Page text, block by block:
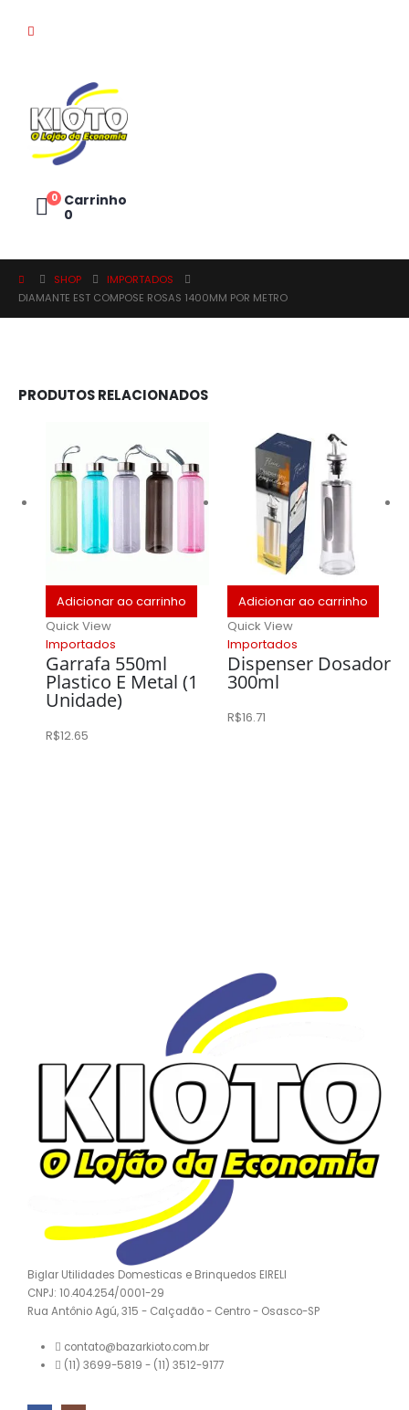
0 Carrinho
0
SHOP
IMPORTADOS
DIAMANTE EST COMPOSE ROSAS 1400MM POR METRO
PRODUTOS RELACIONADOS
Adicionar ao carrinho
Quick View
Importados
Garrafa 550ml
Plastico E Metal (1
Unidade)
R$12.65
Adicionar ao carrinho
Quick View
Importados
Dispenser Dosador
300ml
R$16.71
Biglar Utilidades Domesticas e Brinquedos EIRELI
CNPJ: 10.404.254/0001-29
Rua Antônio Agú, 315 - Calçadão - Centro - Osasco-SP
contato@bazarkioto.com.br
(11) 3699-5819 - (11) 3512-9177